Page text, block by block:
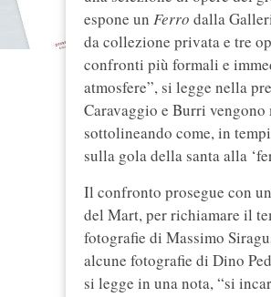
espone un Ferro dalla
da collezione privata e tre
confronti più formali e
atmosfere”, si legge nella
Caravaggio e Burri
sottolineando come, in
sulla gola della santa alla
Il confronto prosegue con
del Mart, per richiamare il
fotografie di Massimo
alcune fotografie di Dino
si legge in una nota, “si